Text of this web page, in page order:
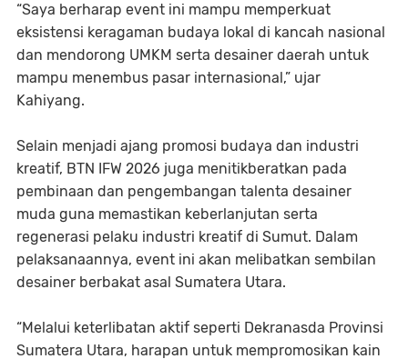
“Saya berharap event ini mampu memperkuat
eksistensi keragaman budaya lokal di kancah nasional
dan mendorong UMKM serta desainer daerah untuk
mampu menembus pasar internasional,” ujar
Kahiyang.
Selain menjadi ajang promosi budaya dan industri
kreatif, BTN IFW 2026 juga menitikberatkan pada
pembinaan dan pengembangan talenta desainer
muda guna memastikan keberlanjutan serta
regenerasi pelaku industri kreatif di Sumut. Dalam
pelaksanaannya, event ini akan melibatkan sembilan
desainer berbakat asal Sumatera Utara.
“Melalui keterlibatan aktif seperti Dekranasda Provinsi
Sumatera Utara, harapan untuk mempromosikan kain